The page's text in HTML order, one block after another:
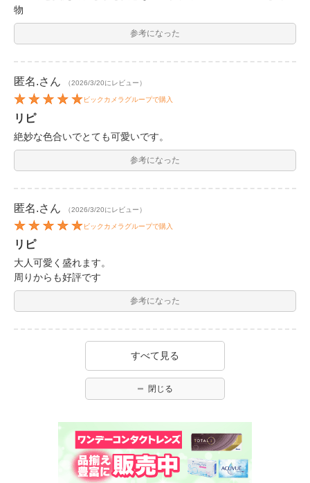
物
参考になった
匿名.さん （2026/3/20にレビュー）
ビックカメラグループで購入
リピ
絶妙な色合いでとても可愛いです。
参考になった
匿名.さん （2026/3/20にレビュー）
ビックカメラグループで購入
リピ
大人可愛く盛れます。
周りからも好評です
参考になった
すべて見る
閉じる